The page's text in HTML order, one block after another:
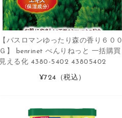
【バスロマンゆったり森の香り６００
Ｇ】 benrinet べんりねっと 一括購買
見える化 4380-5402 43805402
¥724 （税込）